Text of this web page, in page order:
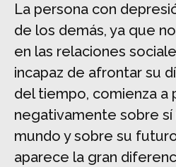
La persona con
de los demás, ya que
en las relaciones
incapaz de afrontar su
del tiempo, comienza a
negativamente sobre sí
mundo y sobre su
aparece la gran